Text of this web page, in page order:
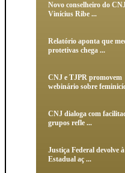
Novo conselheiro do
Vinícius Ribe ...
Relatório aponta que
protetivas chega ...
CNJ e TJPR promovem
webinário sobre
CNJ dialoga com
grupos refle ...
Justiça Federal devolve
Estadual aç ...